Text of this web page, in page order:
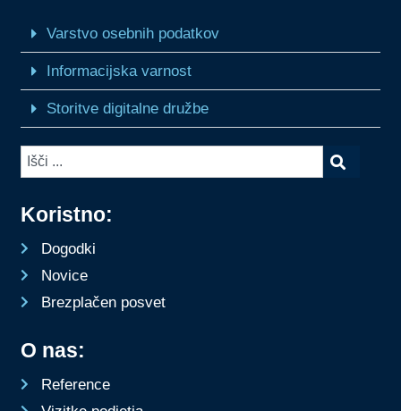
O nas:
Reference
Koristno:
Dogodki
Novice
Brezplačen posvet
Varstvo osebnih podatkov
Informacijska varnost
Storitve digitalne družbe